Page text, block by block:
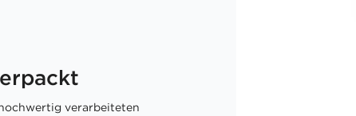
verarbeiteten